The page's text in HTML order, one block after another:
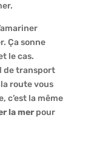
Ça sonne
le cas.
de transport
route vous
c’est la même
la merpour